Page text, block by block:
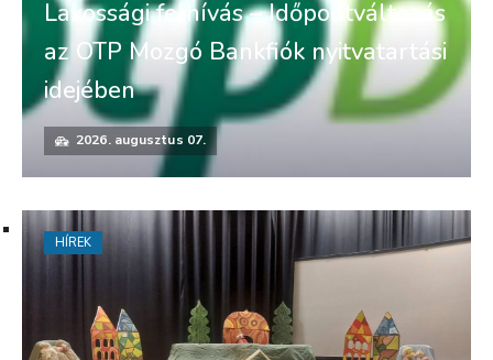
Lakossági felhívás – Időpontváltozás
az OTP Mozgó Bankfiók nyitvatartási
idejében
2026. augusztus 07.
HÍREK